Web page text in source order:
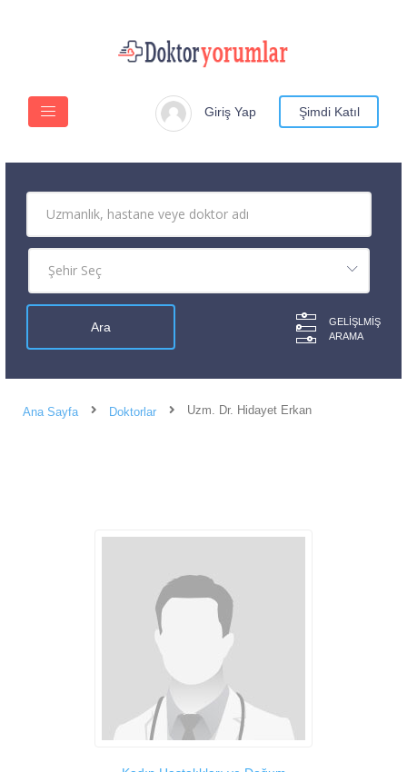
Giriş Yap Şimdi Katıl
GELIŞLMIŞ
ARAMA
Ana Sayfa Doktorlar Uzm. Dr. Hidayet Erkan